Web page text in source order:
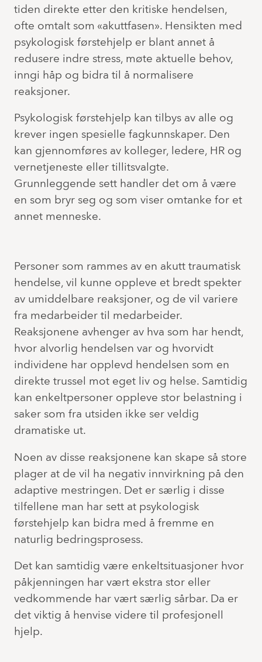
tiden direkte etter den kritiske hendelsen,
ofte omtalt som «akuttfasen». Hensikten med
psykologisk førstehjelp er blant annet å
redusere indre stress, møte aktuelle behov,
inngi håp og bidra til å normalisere
reaksjoner.
Psykologisk førstehjelp kan tilbys av alle og
krever ingen spesielle fagkunnskaper. Den
kan gjennomføres av kolleger, ledere, HR og
vernetjeneste eller tillitsvalgte.
Grunnleggende sett handler det om å være
en som bryr seg og som viser omtanke for et
annet menneske.
Personer som rammes av en akutt traumatisk
hendelse, vil kunne oppleve et bredt spekter
av umiddelbare reaksjoner, og de vil variere
fra medarbeider til medarbeider.
Reaksjonene avhenger av hva som har hendt,
hvor alvorlig hendelsen var og hvorvidt
individene har opplevd hendelsen som en
direkte trussel mot eget liv og helse. Samtidig
kan enkeltpersoner oppleve stor belastning i
saker som fra utsiden ikke ser veldig
dramatiske ut.
Noen av disse reaksjonene kan skape så store
plager at de vil ha negativ innvirkning på den
adaptive mestringen. Det er særlig i disse
tilfellene man har sett at psykologisk
førstehjelp kan bidra med å fremme en
naturlig bedringsprosess.
Det kan samtidig være enkeltsituasjoner hvor
påkjenningen har vært ekstra stor eller
vedkommende har vært særlig sårbar. Da er
det viktig å henvise videre til profesjonell
hjelp.